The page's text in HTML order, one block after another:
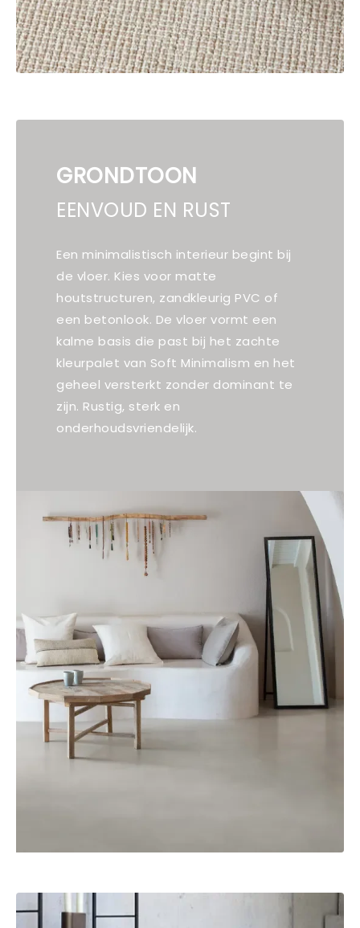
GRONDTOON
EENVOUD EN RUST
Een minimalistisch interieur begint bij
de vloer. Kies voor matte
houtstructuren, zandkleurig PVC of
een betonlook. De vloer vormt een
kalme basis die past bij het zachte
kleurpalet van Soft Minimalism en het
geheel versterkt zonder dominant te
zijn. Rustig, sterk en
onderhoudsvriendelijk.